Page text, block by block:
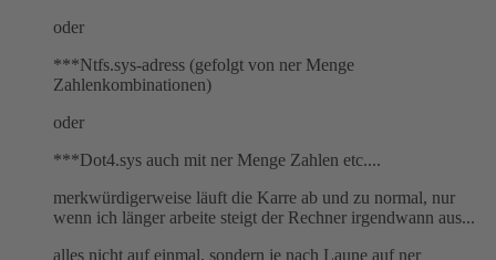
oder
***Ntfs.sys-adress (gefolgt von ner Menge
Zahlenkombinationen)
oder
***Dot4.sys auch mit ner Menge Zahlen etc....
merkwürdigerweise läuft die Karre ab und zu normal, nur
wenn ich länger arbeite steigt der Rechner irgendwann aus...
alles nicht auf einmal, sondern je nach Laune auf ner